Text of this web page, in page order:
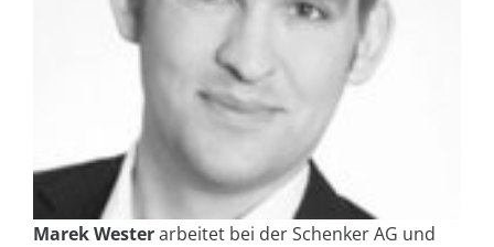
Marek Westerarbeitet bei der Schenker AG und